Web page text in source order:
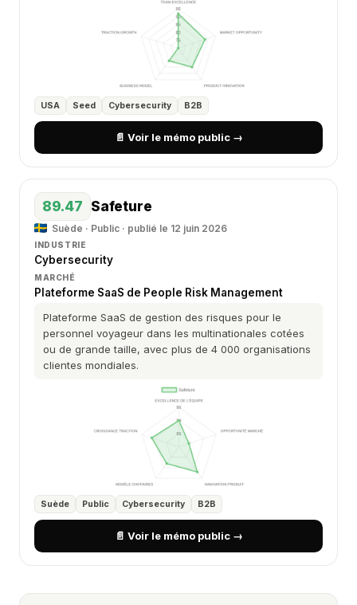
USA Seed Cybersecurity B2B
📄 Voir le mémo public →
89.47 Safeture
Suède · Public · publié le 12 juin 2026
INDUSTRIE
Cybersecurity
MARCHÉ
Plateforme SaaS de People Risk Management
Plateforme SaaS de gestion des risques pour le
personnel voyageur dans les multinationales cotées
ou de grande taille, avec plus de 4 000 organisations
clientes mondiales.
Suède Public Cybersecurity B2B
📄 Voir le mémo public →